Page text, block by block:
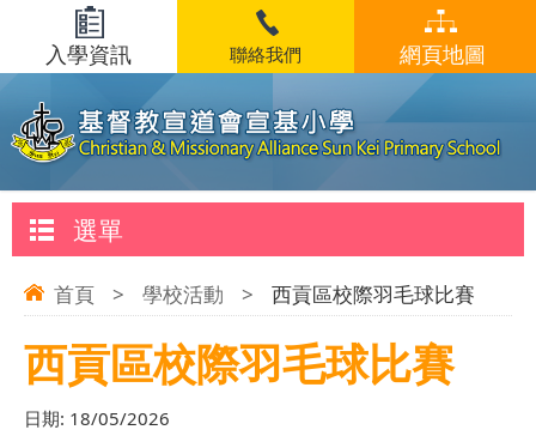
入學資訊 聯絡我們 網頁地圖
選單
首頁 > 學校活動 > 西貢區校際羽毛球比賽
西貢區校際羽毛球比賽
日期: 18/05/2026